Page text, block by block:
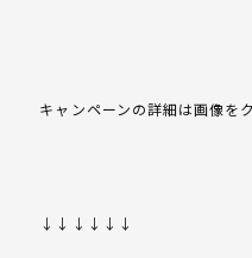
キャンペーンの詳細は画像を
↓↓↓↓↓↓